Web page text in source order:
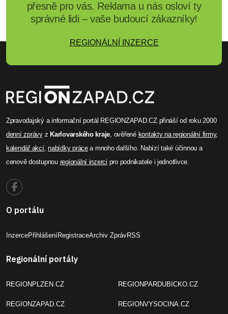
přesně pro vás. Reklama u nás osloví ty
správné lidi – vaše budoucí zákazníky!
REGIONÁLNÍ INZERCE
Zpravodajský a informační portál REGIONZAPAD.CZ přináší od roku 2000
denní zprávyz Karlovarského kraje, ověřené kontakty na regionální firmy,
kalendář akcí,nabídky prácea mnoho dalšího. Nabízí také účinnou a
cenově dostupnou regionální inzerci pro podnikatele i jednotlivce.
O portálu
InzercePřihlášeníRegistraceArchiv ZprávRSS
Regionální portály
REGIONPLZEN.CZ
REGIONZAPAD.CZ
REGIONPARDUBICKO.CZ
REGIONVYSOCINA.CZ